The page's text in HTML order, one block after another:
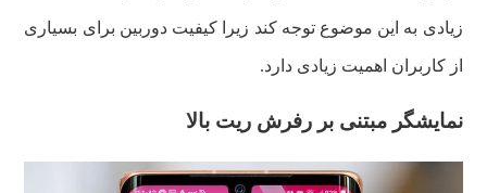
زیادی به این موضوع توجه کند زیرا کیفیت دوربین برای بسیاری
از کاربران اهمیت زیادی دارد.
نمایشگر مبتنی بر رفرش ریت بالا